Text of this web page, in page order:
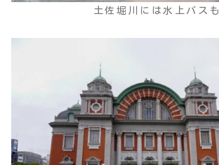
土佐堀川には水上バスも